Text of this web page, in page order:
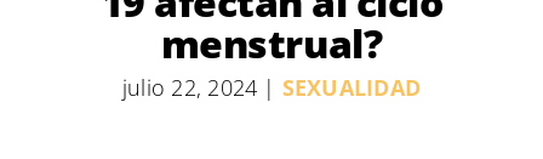
menstrual?
julio 22, 2024 | SEXUALIDAD